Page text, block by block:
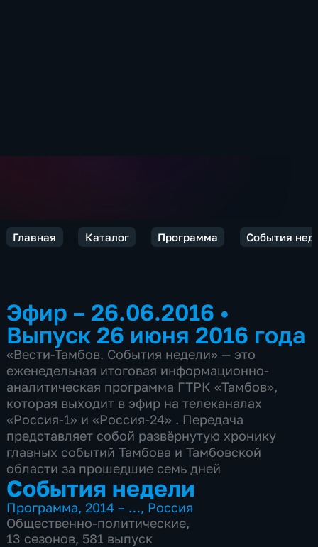
Главная Каталог Программа События
Эфир – 26.06.2016 •
Выпуск 26 июня 2016 года
«Вести-Тамбов. События недели» — это
еженедельная итоговая информационно-
аналитическая программа ГТРК «Тамбов»,
которая выходит в эфир на телеканалах
«Россия-1» и «Россия-24» . Передача
представляет собой развёрнутую хронику
главных событий Тамбова и Тамбовской
области за прошедшие семь дней
События недели
Программа,2014 – …, Россия
Общественно-политические,
13 сезонов, 581 выпуск